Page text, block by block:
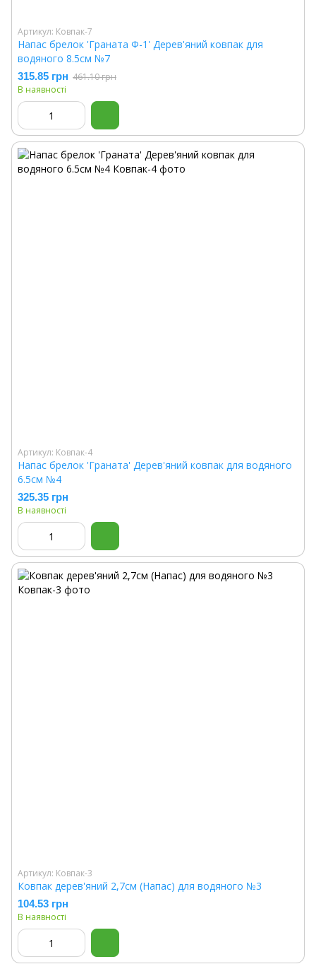
Артикул: Ковпак-7
Напас брелок 'Граната Ф-1' Дерев'яний ковпак для
водяного 8.5см №7
315.85 грн 461.10 грн
В наявності
Артикул: Ковпак-4
Напас брелок 'Граната' Дерев'яний ковпак для водяного
6.5см №4
325.35 грн
В наявності
Артикул: Ковпак-3
Ковпак дерев'яний 2,7см (Напас) для водяного №3
104.53 грн
В наявності